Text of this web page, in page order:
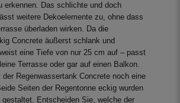
erkennen. Das schlichte und doch
weitere Dekoelemente zu, ohne dass
überladen wirken. Da die
Concrete äußerst schlank und
eine Tiefe von nur 25 cm auf – passt
Terrasse oder gar auf einen Balkon.
der Regenwassertank Concrete noch eine
Seiten der Regentonne eckig wurden
Entscheiden Sie, welche der